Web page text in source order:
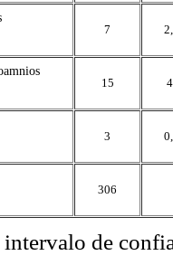
7
15
3
306
de